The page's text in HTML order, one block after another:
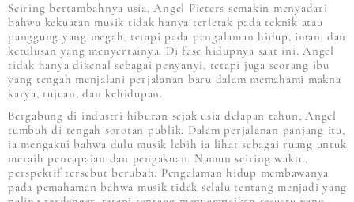
Seiring bertambahnya usia, Angel Pieters semakin menyadari
bahwa kekuatan musik tidak hanya terletak pada teknik atau
panggung yang megah, tetapi pada pengalaman hidup, iman, dan
ketulusan yang menyertainya. Di fase hidupnya saat ini, Angel
tidak hanya dikenal sebagai penyanyi, tetapi juga seorang ibu
yang tengah menjalani perjalanan baru dalam memahami makna
karya, tujuan, dan kehidupan.
Bergabung di industri hiburan sejak usia delapan tahun, Angel
tumbuh di tengah sorotan publik. Dalam perjalanan panjang itu,
ia mengakui bahwa dulu musik lebih ia lihat sebagai ruang untuk
meraih pencapaian dan pengakuan. Namun seiring waktu,
perspektif tersebut berubah. Pengalaman hidup membawanya
pada pemahaman bahwa musik tidak selalu tentang menjadi yang